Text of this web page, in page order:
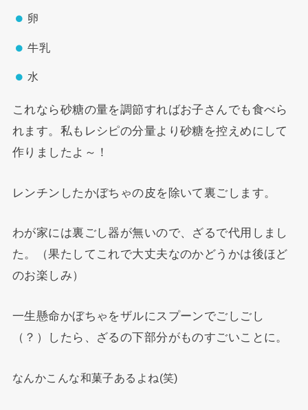
卵
牛乳
水
これなら砂糖の量を調節すればお子さんでも食べら
れます。私もレシピの分量より砂糖を控えめにして
作りましたよ～！
レンチンしたかぼちゃの皮を除いて裏ごします。
わが家には裏ごし器が無いので、ざるで代用しまし
た。（果たしてこれで大丈夫なのかどうかは後ほど
のお楽しみ）
一生懸命かぼちゃをザルにスプーンでごしごし
（？）したら、ざるの下部分がものすごいことに。
なんかこんな和菓子あるよね(笑)